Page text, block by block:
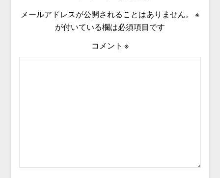
メールアドレスが公開されることはありません。
※
が付いている欄は必須項目です
コメント ※